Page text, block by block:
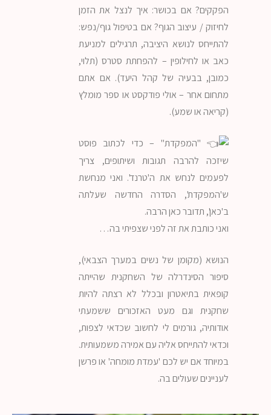
הפקקים? אם בכושר: איך לנצל את הזמן
לחיזוק / עיצוב הגוף? אם בטיפול גוף/נפש:
להתייחס לנושא היציבה, תרגילים למניעת
כאב או לחילופין – להפחתת סטרס (תלוי,
כמובן, בבעיה של קהל היעד). אם אתם
מתחום אחר – אולי פודקסט או ספר מומלץ
(קריאה או שמע).
"המפקדת" – כדי לכתוב פוסט
שיזכה להרבה תגובות ושיתופים, צריך
לפעמים לנחש את ה'טרנד'. ואני מנחשת
ש'המפקדת', הסדרה החדשה שעלתה
ב'כאן', תדובר כאן הרבה.
ואני כותבת את זה לפני שצפיתי בה…
הנושא (מקומן של נשים במערך הצבאי),
סיפור הסינדרלה של השחקנית שהייתה
קופאית בתיאטרון ובכלל לא רצתה להיות
שחקנית וגם מעט האזכורים ששמעתי
אודותיה, גורמים לי לחשוב שכדאי לצפות,
וכדאי להתייחס אליה עם אמירה משמעותית.
במיוחד אם יש לכם 'עמדת מומחה' או פרשן
לעניינים שעולים בה.